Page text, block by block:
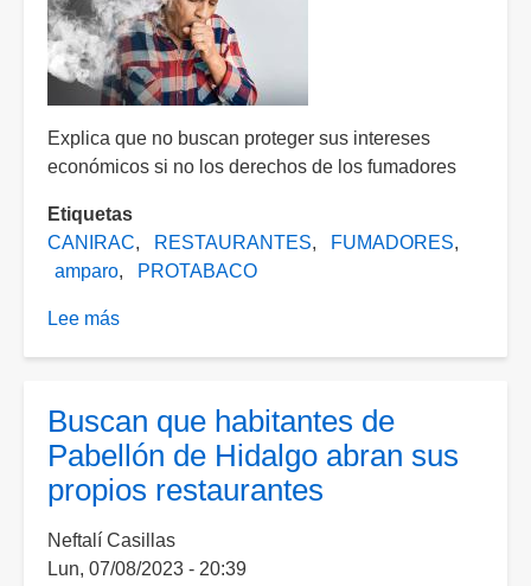
Explica que no buscan proteger sus intereses
económicos si no los derechos de los fumadores
Etiquetas
CANIRAC
RESTAURANTES
FUMADORES
amparo
PROTABACO
Lee más
espacios
adecuados”;
justifican
amparo
pro
Buscan que habitantes de
Pabellón de Hidalgo abran sus
propios restaurantes
Neftalí Casillas
Lun, 07/08/2023 - 20:39